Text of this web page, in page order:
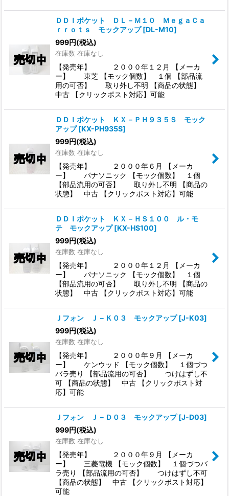
ＤＤＩポケット ＤＬ－Ｍ１０ ＭｅｇａＣａ
ｒｒｏｔｓ モックアップ [DL-M10]
999円(税込)
在庫数 在庫なし
【発売年】 ２０００年１２月 【メーカ
ー】 東芝 【モック個数】 １個 【部品流
用の可否】 取り外し不明 【商品の状態】
中古 【クリックポスト対応】可能
ＤＤＩポケット ＫＸ－ＰＨ９３５Ｓ モック
アップ [KX-PH935S]
999円(税込)
在庫数 在庫なし
【発売年】 ２０００年６月 【メーカ
ー】 パナソニック 【モック個数】 １個
【部品流用の可否】 取り外し不明 【商品の
状態】 中古 【クリックポスト対応】可能
ＤＤＩポケット ＫＸ－ＨＳ１００ ル・モ
テ モックアップ [KX-HS100]
999円(税込)
在庫数 在庫なし
【発売年】 ２０００年１２月 【メーカ
ー】 パナソニック 【モック個数】 １個
【部品流用の可否】 取り外し不明 【商品の
状態】 中古 【クリックポスト対応】可能
Ｊフォン Ｊ－Ｋ０３ モックアップ [J-K03]
999円(税込)
在庫数 在庫なし
【発売年】 ２０００年９月 【メーカ
ー】 ケンウッド 【モック個数】 １個づつ
バラ売り 【部品流用の可否】 つけはずし不
可 【商品の状態】 中古 【クリックポスト対
応】可能
Ｊフォン Ｊ－Ｄ０３ モックアップ [J-D03]
999円(税込)
在庫数 在庫なし
【発売年】 ２０００年９月 【メーカ
ー】 三菱電機 【モック個数】 １個づつバ
ラ売り 【部品流用の可否】 つけはずし不可
【商品の状態】 中古 【クリックポスト対応】
可能